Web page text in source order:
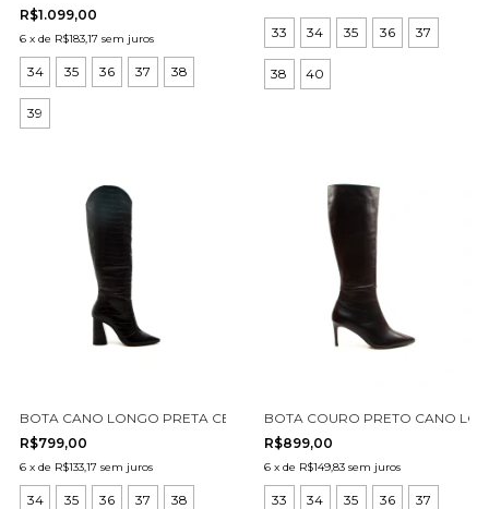
R$1.099,00
6 x de R$183,17 sem juros
34 35 36 37 38
39
33 34 35 36 37
38 40
BOTA CANO LONGO PRETA CECCONELLO 1867004-4
R$799,00
6 x de R$133,17 sem juros
34 35 36 37 38
BOTA COURO PRETO CANO
R$899,00
6 x de R$149,83 sem juros
33 34 35 36 37